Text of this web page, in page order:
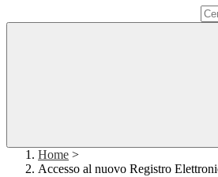
Home >
Accesso al nuovo Registro